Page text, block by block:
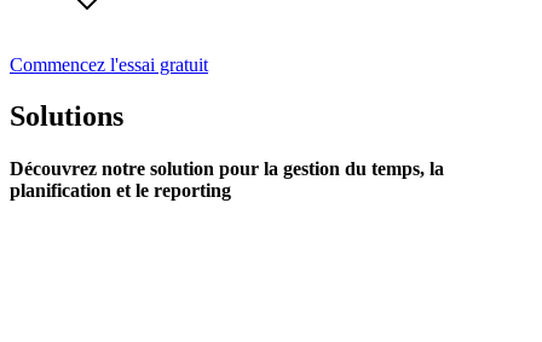
Commencez l'essai gratuit
Solutions
Découvrez notre solution pour la gestion du temps, la
planification et le reporting